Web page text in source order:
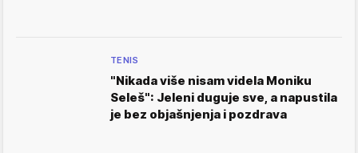
TENIS
"Nikada više nisam videla Moniku
Seleš": Jeleni duguje sve, a napustila
je bez objašnjenja i pozdrava